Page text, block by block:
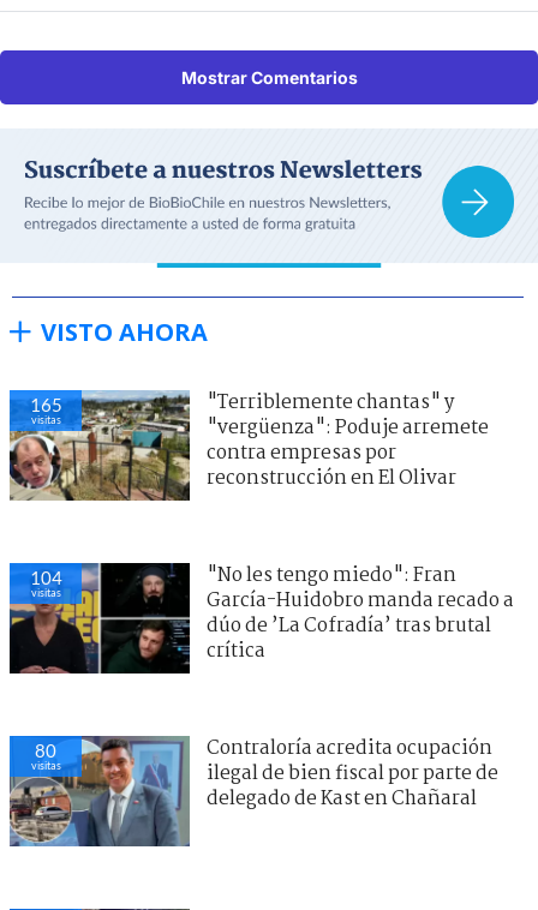
Mostrar Comentarios
VISTO AHORA
165
visitas
"Terriblemente chantas" y
"vergüenza": Poduje arremete
contra empresas por
reconstrucción en El Olivar
104
visitas
"No les tengo miedo": Fran
García-Huidobro manda recado a
dúo de ’La Cofradía’ tras brutal
crítica
80
visitas
Contraloría acredita ocupación
ilegal de bien fiscal por parte de
delegado de Kast en Chañaral